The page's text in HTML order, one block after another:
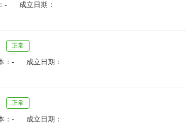
-
成立日期：
正常
：-
成立日期：
正常
：-
成立日期：